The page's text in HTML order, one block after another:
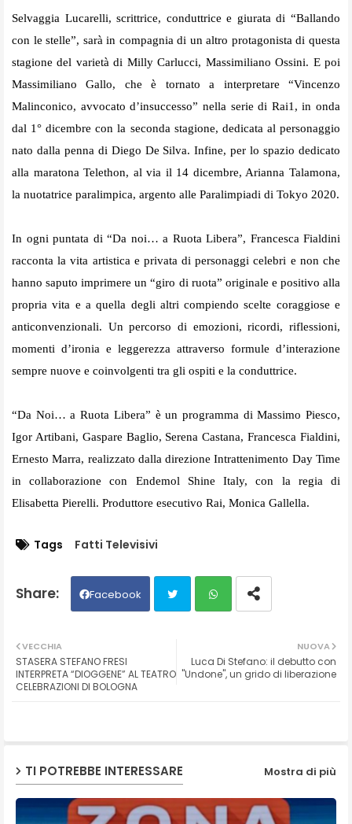
Selvaggia Lucarelli, scrittrice, conduttrice e giurata di “Ballando
con le stelle”, sarà in compagnia di un altro protagonista di questa
stagione del varietà di Milly Carlucci, Massimiliano Ossini. E poi
Massimiliano Gallo, che è tornato a interpretare “Vincenzo
Malinconico, avvocato d’insuccesso” nella serie di Rai1, in onda
dal 1° dicembre con la seconda stagione, dedicata al personaggio
nato dalla penna di Diego De Silva. Infine, per lo spazio dedicato
alla maratona Telethon, al via il 14 dicembre, Arianna Talamona,
la nuotatrice paralimpica, argento alle Paralimpiadi di Tokyo 2020.
In ogni puntata di “Da noi… a Ruota Libera”, Francesca Fialdini
racconta la vita artistica e privata di personaggi celebri e non che
hanno saputo imprimere un “giro di ruota” originale e positivo alla
propria vita e a quella degli altri compiendo scelte coraggiose e
anticonvenzionali. Un percorso di emozioni, ricordi, riflessioni,
momenti d’ironia e leggerezza attraverso formule d’interazione
sempre nuove e coinvolgenti tra gli ospiti e la conduttrice.
“Da Noi… aRuota Libera” è un programma di Massimo Piesco,
Igor Artibani, Gaspare Baglio, Serena Castana, Francesca Fialdini,
Ernesto Marra, realizzato dalla direzione Intrattenimento Day Time
in collaborazione con Endemol Shine Italy, con la regia di
Elisabetta Pierelli. Produttore esecutivo Rai, Monica Gallella.
Tags Fatti Televisivi
Facebook
ats
NUOVA
Luca Di Stefano: il debutto con
"Undone", un grido di liberazione
VECCHIA
STASERA STEFANO FRESI
INTERPRETA “DIOGGENE” AL TEATRO
CELEBRAZIONI DI BOLOGNA
TI POTREBBE INTERESSARE Mostra di più